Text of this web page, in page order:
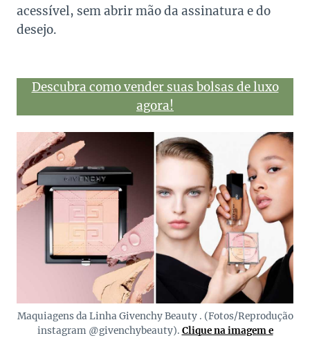
acessível, sem abrir mão da assinatura e do
desejo.
Descubra como vender suas bolsas de luxo
agora!
Maquiagens da Linha Givenchy Beauty . (Fotos/Reprodução
instagram @givenchybeauty). Clique na imagem e